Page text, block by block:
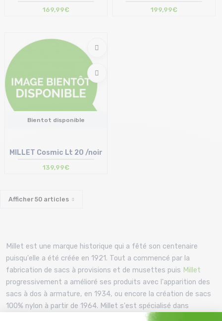
169,99€ 199,99€
Bientot disponible
MILLET Cosmic Lt 20 /noir
139,99€
Afficher50 articles
Millet est une marque historique qui a fêté son centenaire
puisqu'elle a été créée en 1921. Tout a commencé par la
fabrication de sacs à provisions et de musettes puis Millet
progressivement a amélioré ses produits avec l'apparition des
sacs à dos à armature, en 1934, ou encore la création de sacs
100% nylon à partir de 1964. Millet s'est spécialisé dans
l'alpinisme au fur et à mesure des années pour devenir une